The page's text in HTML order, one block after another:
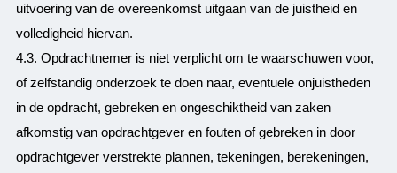
uitvoering van de overeenkomst uitgaan van de juistheid en
volledigheid hiervan.
4.3. Opdrachtnemer is niet verplicht om te waarschuwen voor,
of zelfstandig onderzoek te doen naar, eventuele onjuistheden
in de opdracht, gebreken en ongeschiktheid van zaken
afkomstig van opdrachtgever en fouten of gebreken in door
opdrachtgever verstrekte plannen, tekeningen, berekeningen,